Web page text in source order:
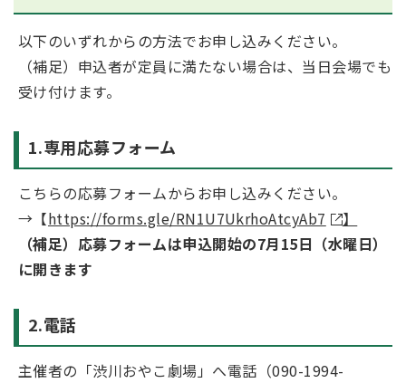
以下のいずれからの方法でお申し込みください。
（補足）申込者が定員に満たない場合は、当日会場でも
受け付けます。
1.専用応募フォーム
こちらの応募フォームからお申し込みください。
→【https://forms.gle/RN1U7UkrhoAtcyAb7
】
（補足）応募フォームは申込開始の7月15日（水曜日）
に開きます
2.電話
主催者の「渋川おやこ劇場」へ電話（090-1994-